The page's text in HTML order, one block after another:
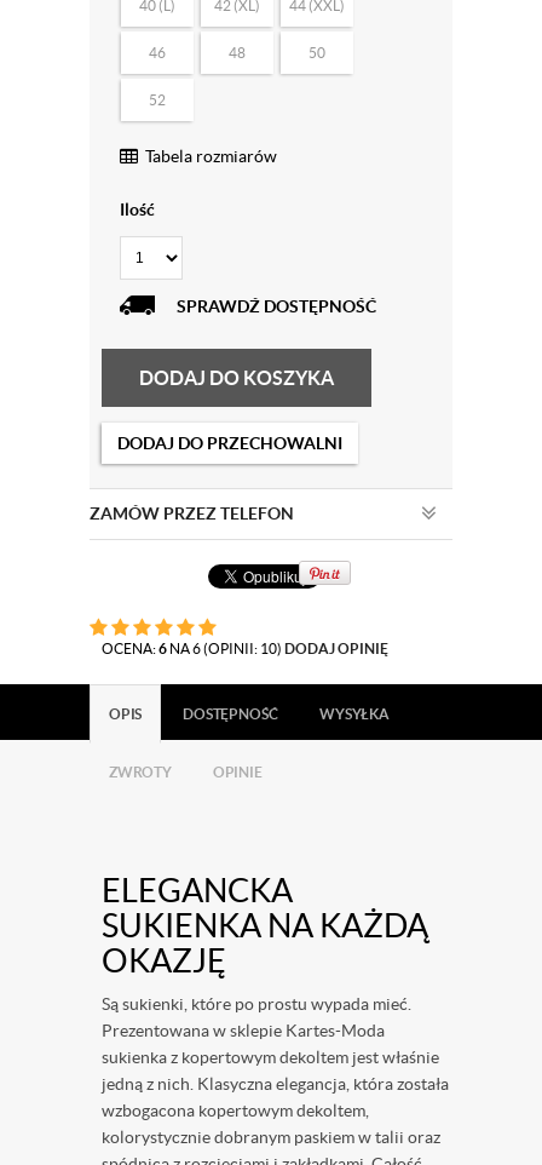
40 (L) 42 (XL) 44 (XXL)
46 48 50
52
Tabela rozmiarów
Ilość
SPRAWDŹ DOSTĘPNOŚĆ
DODAJ DO KOSZYKA
DODAJ DO PRZECHOWALNI
ZAMÓW PRZEZ TELEFON
OCENA:6 NA 6 (OPINII: 10) DODAJ OPINIĘ
OPIS DOSTĘPNOŚĆ WYSYŁKA
ZWROTY OPINIE
ELEGANCKA
SUKIENKA NA KAŻDĄ
OKAZJĘ
Są sukienki, które po prostu wypada mieć.
Prezentowana w sklepie Kartes-Moda
sukienka z kopertowym dekoltem jest właśnie
jedną z nich. Klasyczna elegancja, która została
wzbogacona kopertowym dekoltem,
kolorystycznie dobranym paskiem w talii oraz